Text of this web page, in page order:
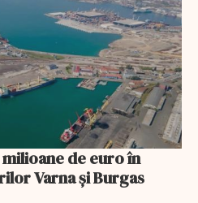
de euro în
Varna și Burgas